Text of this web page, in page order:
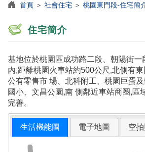
首頁 ＞ 社會住宅 ＞ 桃園東門段-住宅簡
住宅簡介
基地位於桃園區成功路二段、朝陽街一
內,距離桃園火車站約500公尺,北側有
公有零售市 場、北科附工、桃園巨蛋
國小、文昌公園,南 側鄰近車站商圈,區
完善。
生活機能圖 電子地圖 空